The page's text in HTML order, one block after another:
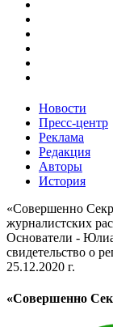
Новости
Пресс-центр
Реклама
Редакция
Авторы
История
«Совершенно
журналистских
Основатели -
свидетельство о
25.12.2020 г.
«Совершенно